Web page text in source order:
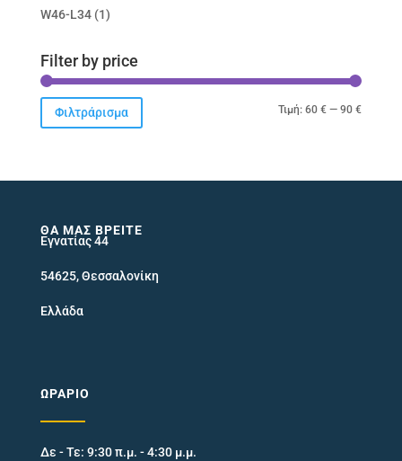
W46-L34 (1)
Filter by price
Φιλτράρισμα Τιμή:60 € —90 €
ΘΑ ΜΑΣ ΒΡΕΊΤΕ
Εγνατίας 44
54625, Θεσσαλονίκη
Ελλάδα
ΩΡΆΡΙΟ
Δε - Τε: 9:30 π.μ. - 4:30 μ.μ.